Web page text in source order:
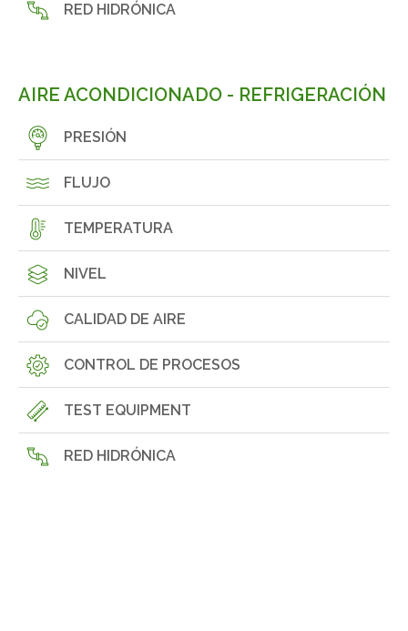
RED HIDRÓNICA
AIRE ACONDICIONADO - REFRIGERACIÓN
PRESIÓN
FLUJO
TEMPERATURA
NIVEL
CALIDAD DE AIRE
CONTROL DE PROCESOS
TEST EQUIPMENT
RED HIDRÓNICA